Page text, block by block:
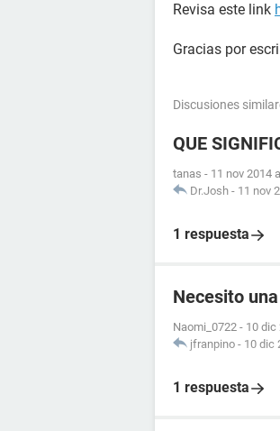
Revisa este link
Gracias por
Discusiones
QUE
tanas - 11 nov 2014
Dr.Josh - 11 nov
1 respuesta
Necesito
Naomi_0722 - 10 dic
jfranpino - 10 dic
1 respuesta